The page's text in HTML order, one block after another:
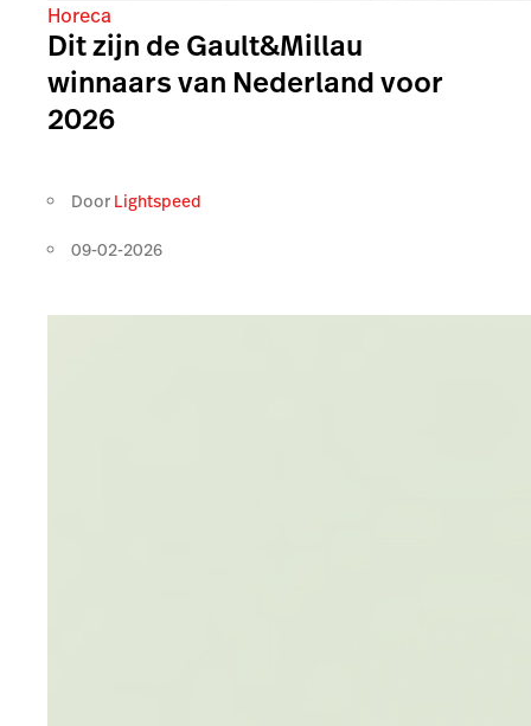
Horeca
Dit zijn de Gault&Millau
winnaars van Nederland voor
2026
Door Lightspeed
09-02-2026